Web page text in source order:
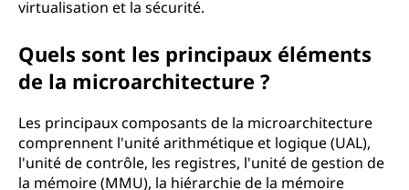
virtualisation et la sécurité.
Quels sont les principaux éléments
de la microarchitecture ?
Les principaux composants de la microarchitecture
comprennent l'unité arithmétique et logique (UAL),
l'unité de contrôle, les registres, l'unité de gestion de
la mémoire (MMU), la hiérarchie de la mémoire